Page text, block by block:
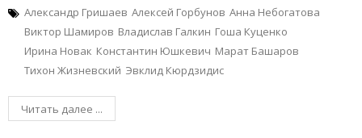
Александр Гришаев Алексей Горбунов Анна Небогатова
Виктор Шамиров Владислав Галкин Гоша Куценко
Ирина Новак Константин Юшкевич Марат Башаров
Тихон Жизневский Эвклид Кюрдзидис
Читать далее ...